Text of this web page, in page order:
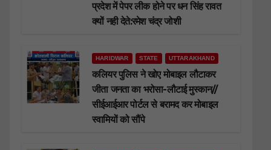
प्रदेश में पेपर लीक होने पर धन सिंह रावत
क्यों नही देते:रमेश चंद्र जोशी
HARIDWAR STATE UTTARAKHAND
कलियर पुलिस ने खोए मोबाइल लौटाकर
जीता जनता का भरोसा-लौटाई मुस्कान//
सीईआईआर पोर्टल से बरामद कर मोबाइल
स्वामियों को सौंपे